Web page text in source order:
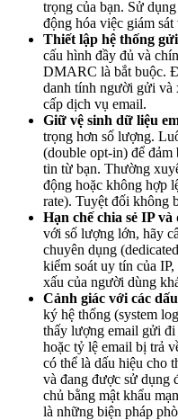
trọng của bạn. Sử
động hóa việc giám sát
Thiết lập hệ thống
cấu hình đầy đủ và
DMARC là bắt buộc.
danh tính người gửi và
cấp dịch vụ email.
Giữ vệ sinh dữ liệu
trọng hơn số lượng.
(double opt-in) để đảm
tin từ bạn. Thường
động hoặc không hợp
rate). Tuyệt đối không
Hạn chế chia sẻ IP và
với số lượng lớn, hãy
chuyên dụng
kiểm soát uy tín của
xấu của người dùng
Cảnh giác với các
ký hệ thống (system
thấy lượng email gửi đi
hoặc tỷ lệ email bị trả
có thể là dấu hiệu cho
và đang được sử dụng
chủ bằng mật khẩu
là những biện pháp